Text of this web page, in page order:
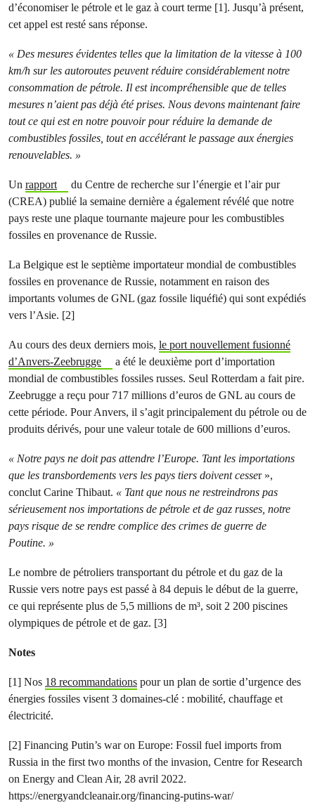
d’économiser le pétrole et le gaz à court terme [1]. Jusqu’à présent,
cet appel est resté sans réponse.
« Des mesures évidentes telles que la limitation de la vitesse à 100
km/h sur les autoroutes peuvent réduire considérablement notre
consommation de pétrole. Il est incompréhensible que de telles
mesures n’aient pas déjà été prises. Nous devons maintenant faire
tout ce qui est en notre pouvoir pour réduire la demande de
combustibles fossiles, tout en accélérant le passage aux énergies
renouvelables. »
Un rapport
du Centre de recherche sur l’énergie et l’air pur
(CREA) publié la semaine dernière a également révélé que notre
pays reste une plaque tournante majeure pour les combustibles
fossiles en provenance de Russie.
La Belgique est le septième importateur mondial de combustibles
fossiles en provenance de Russie, notamment en raison des
importants volumes de GNL (gaz fossile liquéfié) qui sont expédiés
vers l’Asie. [2]
Au cours des deux derniers mois, le port nouvellement fusionné
d’Anvers-Zeebrugge
a été le deuxième port d’importation
mondial de combustibles fossiles russes. Seul Rotterdam a fait pire.
Zeebrugge a reçu pour 717 millions d’euros de GNL au cours de
cette période. Pour Anvers, il s’agit principalement du pétrole ou de
produits dérivés, pour une valeur totale de 600 millions d’euros.
« Notre pays ne doit pas attendre l’Europe. Tant les importations
que les transbordements vers les pays tiers doivent cesser »,
conclut Carine Thibaut. « Tant que nous ne restreindrons pas
sérieusement nos importations de pétrole et de gaz russes, notre
pays risque de se rendre complice des crimes de guerre de
Poutine. »
Le nombre de pétroliers transportant du pétrole et du gaz de la
Russie vers notre pays est passé à 84 depuis le début de la guerre,
ce qui représente plus de 5,5 millions de m³, soit 2 200 piscines
olympiques de pétrole et de gaz. [3]
Notes
[1] Nos 18 recommandations pour un plan de sortie d’urgence des
énergies fossiles visent 3 domaines-clé : mobilité, chauffage et
électricité.
[2] Financing Putin’s war on Europe: Fossil fuel imports from
Russia in the first two months of the invasion, Centre for Research
on Energy and Clean Air, 28 avril 2022.
https://energyandcleanair.org/financing-putins-war/